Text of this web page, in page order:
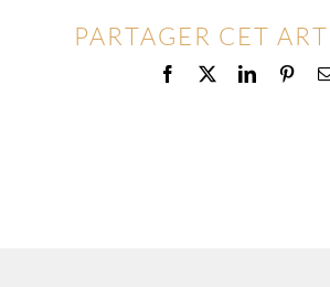
PARTAGER CET
Facebook LinkedIn